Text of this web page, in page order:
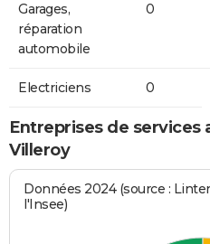
Garages,
réparation
automobile
0
Electriciens 0
Entreprises de services
Villeroy
Données 2024 (source :
l'Insee)